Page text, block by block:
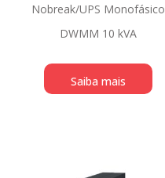
Nobreak/UPS Monofásico
DWMM 10 kVA
Saiba mais